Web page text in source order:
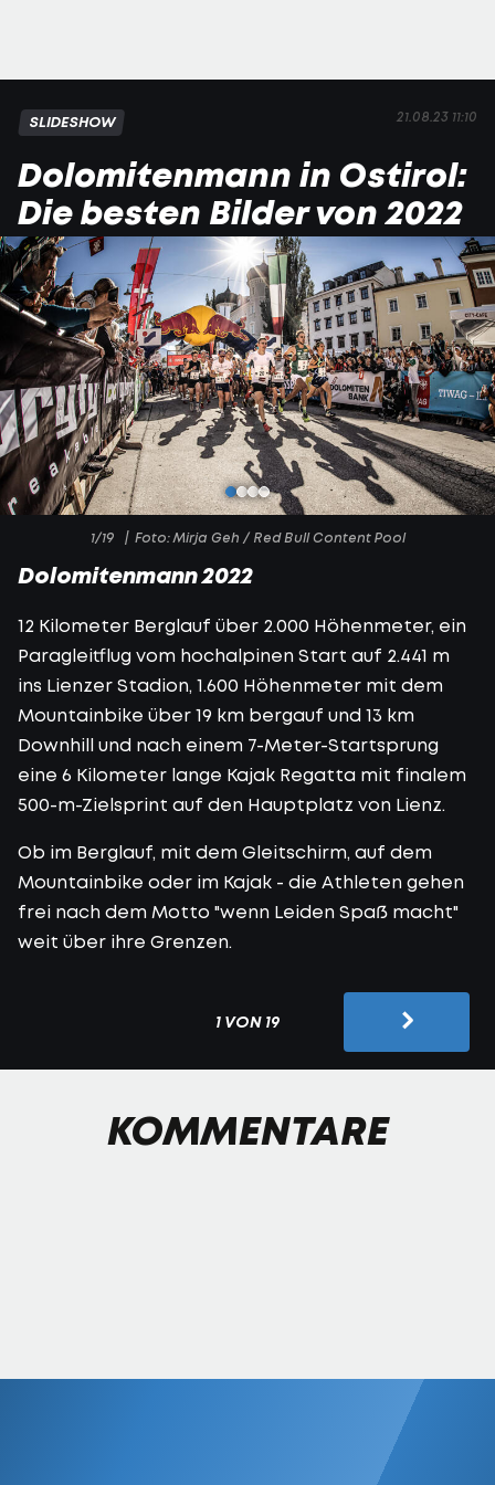
21.08.23 11:10
SLIDESHOW
Dolomitenmann in Ostirol:
Die besten Bilder von 2022
1/19 Foto: Mirja Geh / Red Bull Content Pool
Dolomitenmann 2022
12 Kilometer Berglauf über 2.000 Höhenmeter, ein
Paragleitflug vom hochalpinen Start auf 2.441 m
ins Lienzer Stadion, 1.600 Höhenmeter mit dem
Mountainbike über 19 km bergauf und 13 km
Downhill und nach einem 7-Meter-Startsprung
eine 6 Kilometer lange Kajak Regatta mit finalem
500-m-Zielsprint auf den Hauptplatz von Lienz.
Ob im Berglauf, mit dem Gleitschirm, auf dem
Mountainbike oder im Kajak - die Athleten gehen
frei nach dem Motto "wenn Leiden Spaß macht"
weit über ihre Grenzen.
1 VON 19
KOMMENTARE